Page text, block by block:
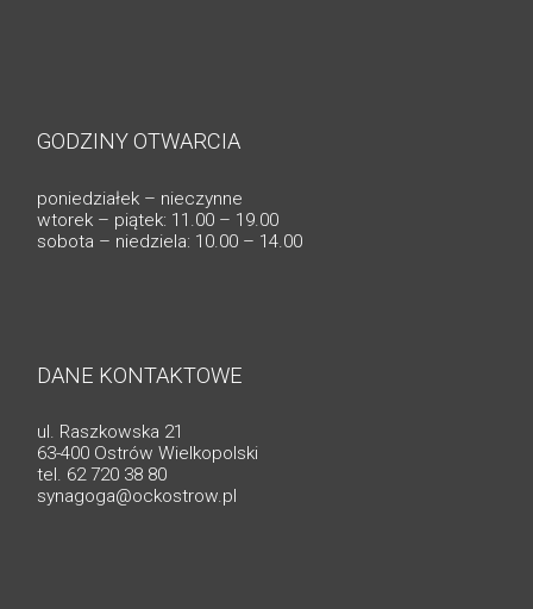
GODZINY OTWARCIA
poniedziałek – nieczynne
wtorek – piątek: 11.00 – 19.00
sobota – niedziela: 10.00 – 14.00
DANE KONTAKTOWE
ul. Raszkowska 21
63-400 Ostrów Wielkopolski
tel. 62 720 38 80
synagoga@ockostrow.pl